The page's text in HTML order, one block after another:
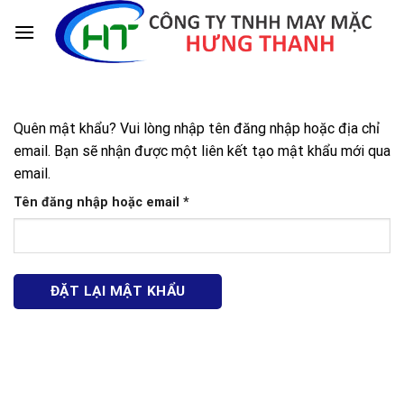
Quên mật khẩu? Vui lòng nhập tên đăng nhập hoặc địa chỉ
email. Bạn sẽ nhận được một liên kết tạo mật khẩu mới qua
email.
Tên đăng nhập hoặc email *Bắt
buộc
ĐẶT LẠI MẬT KHẨU